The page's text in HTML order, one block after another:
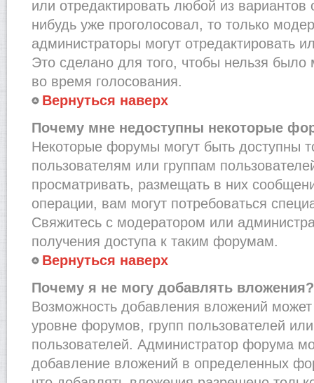
или отредактировать любой из вариантов
нибудь уже проголосовал, то только
администраторы могут отредактировать
Это сделано для того, чтобы нельзя было
во время голосования.
Вернуться наверх
Почему мне недоступны некоторые
Некоторые форумы могут быть доступны
пользователям или группам
просматривать, размещать в них
операции, вам могут потребоваться
Свяжитесь с модератором или
получения доступа к таким форумам.
Вернуться наверх
Почему я не могу добавлять вложения?
Возможность добавления вложений может
уровне форумов, групп пользователей
пользователей. Администратор форума
добавление вложений в определенных